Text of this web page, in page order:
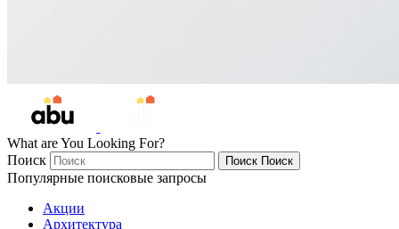
What are You Looking For?
Поиск
Поиск Поиск
Популярные поисковые запросы
Акции
Архитектура